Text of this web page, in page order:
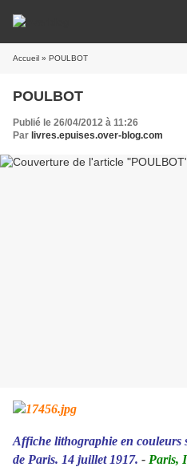
Accueil » POULBOT
POULBOT
Publié le 26/04/2012 à 11:26
Par livres.epuises.over-blog.com
Affiche lithographie en couleurs
de Paris. 14 juillet 1917. - Paris,